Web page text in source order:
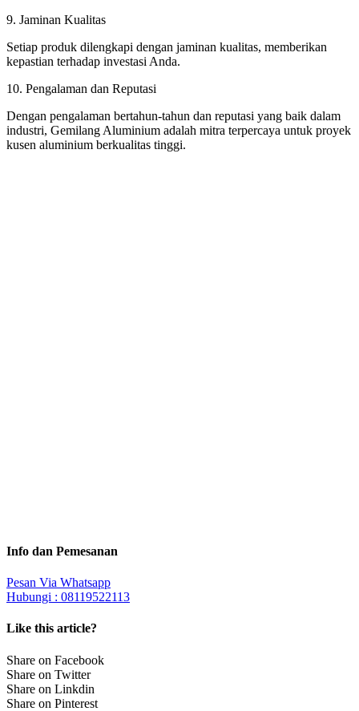
9. Jaminan Kualitas
Setiap produk dilengkapi dengan jaminan kualitas, memberikan
kepastian terhadap investasi Anda.
10. Pengalaman dan Reputasi
Dengan pengalaman bertahun-tahun dan reputasi yang baik dalam
industri, Gemilang Aluminium adalah mitra terpercaya untuk proyek
kusen aluminium berkualitas tinggi.
Info dan Pemesanan
Pesan Via Whatsapp
Hubungi : 08119522113
Like this article?
Share on Facebook
Share on Twitter
Share on Linkdin
Share on Pinterest